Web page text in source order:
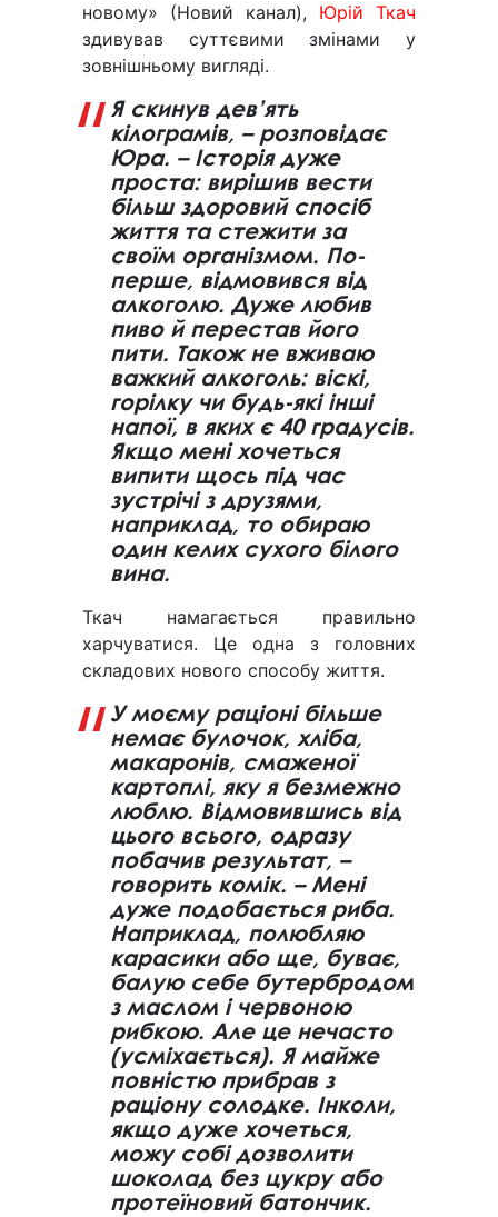
новому» (Новий канал), Юрій Ткач
здивував суттєвими змінами у
зовнішньому вигляді.
Я скинув дев’ять
кілограмів, – розповідає
Юра. – Історія дуже
проста: вирішив вести
більш здоровий спосіб
життя та стежити за
своїм організмом. По-
перше, відмовився від
алкоголю. Дуже любив
пиво й перестав його
пити. Також не вживаю
важкий алкоголь: віскі,
горілку чи будь-які інші
напої, в яких є 40 градусів.
Якщо мені хочеться
випити щось під час
зустрічі з друзями,
наприклад, то обираю
один келих сухого білого
вина.
Ткач намагається правильно
харчуватися. Це одна з головних
складових нового способу життя.
У моєму раціоні більше
немає булочок, хліба,
макаронів, смаженої
картоплі, яку я безмежно
люблю. Відмовившись від
цього всього, одразу
побачив результат, –
говорить комік. – Мені
дуже подобається риба.
Наприклад, полюбляю
карасики або ще, буває,
балую себе бутербродом
з маслом і червоною
рибкою. Але це нечасто
(усміхається). Я майже
повністю прибрав з
раціону солодке. Інколи,
якщо дуже хочеться,
можу собі дозволити
шоколад без цукру або
протеїновий батончик.